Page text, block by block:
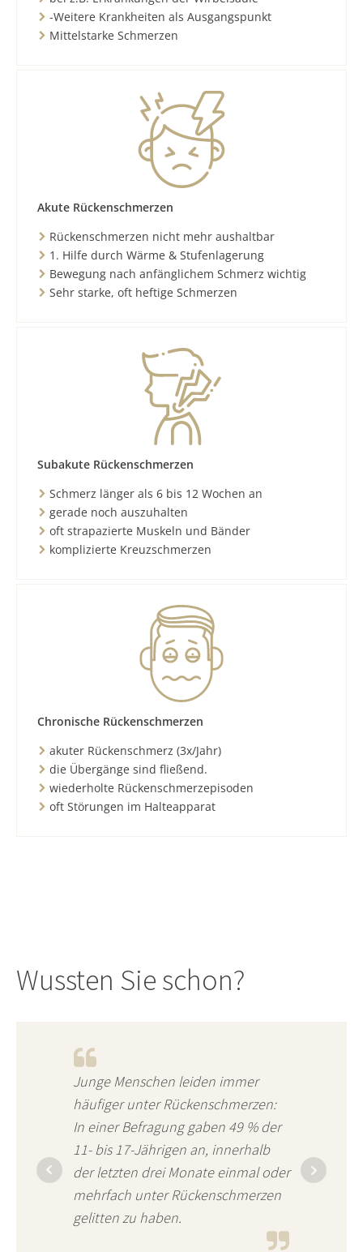
-Weitere Krankheiten als Ausgangspunkt
Mittelstarke Schmerzen
Akute Rückenschmerzen
Rückenschmerzen nicht mehr aushaltbar
1. Hilfe durch Wärme & Stufenlagerung
Bewegung nach anfänglichem Schmerz wichtig
Sehr starke, oft heftige Schmerzen
Subakute Rückenschmerzen
Schmerz länger als 6 bis 12 Wochen an
gerade noch auszuhalten
oft strapazierte Muskeln und Bänder
komplizierte Kreuzschmerzen
Chronische Rückenschmerzen
akuter Rückenschmerz (3x/Jahr)
die Übergänge sind fließend.
wiederholte Rückenschmerzepisoden
oft Störungen im Halteapparat
Wussten Sie schon?
Junge Menschen leiden immer
häufiger unter Rückenschmerzen:
In einer Befragung gaben 49 % der
11- bis 17-Jährigen an, innerhalb
der letzten drei Monate einmal oder
mehrfach unter Rückenschmerzen
gelitten zu haben.